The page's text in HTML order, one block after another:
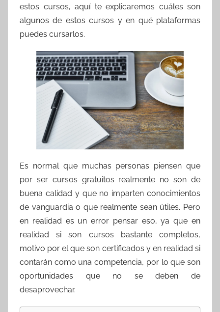
estos cursos, aquí te explicaremos cuáles son
algunos de estos cursos y en qué plataformas
puedes cursarlos.
Es normal que muchas personas piensen que
por ser cursos gratuitos realmente no son de
buena calidad y que no imparten conocimientos
de vanguardia o que realmente sean útiles. Pero
en realidad es un error pensar eso, ya que en
realidad si son cursos bastante completos,
motivo por el que son certificados y en realidad si
contarán como una competencia, por lo que son
oportunidades que no se deben de
desaprovechar.